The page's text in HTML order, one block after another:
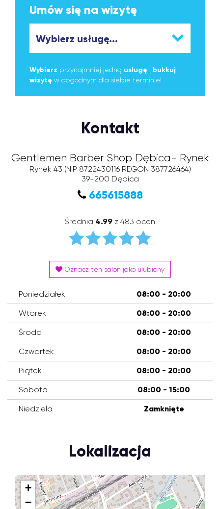
Umów się na wizytę
Wybierz przynajmniej jedną usługę i bukkuj
wizytę w dogodnym dla siebie terminie!
Kontakt
Gentlemen Barber Shop Dębica- Rynek
Rynek 43 (NIP 8722430116 REGON 387726464)
39-200 Dębica
665615888
Średnia 4.99 z 483 ocen
Oznacz ten salon jako ulubiony
Poniedziałek 08:00 - 20:00
Wtorek 08:00 - 20:00
Środa 08:00 - 20:00
Czwartek 08:00 - 20:00
Piątek 08:00 - 20:00
Sobota 08:00 - 15:00
Niedziela Zamknięte
Lokalizacja
+
−